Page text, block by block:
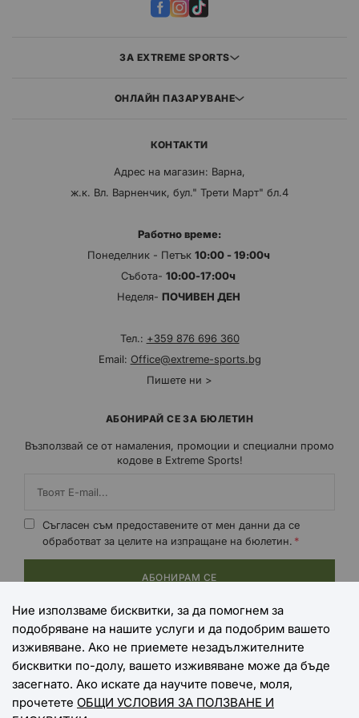
ЗА EXTREME SPORTS
ОНЛАЙН ПАЗАРУВАНЕ
КОНТАКТИ
Адрес на магазин: Варна,
ж.к. Вл. Варненчик, бул." Трети Март" бл.4
Работно време:
Понеделник - Петък 10:00 - 19:00ч
Събота- 10:00-17:00ч
Неделя- ПОЧИВЕН ДЕН
Тел.: +359 876 696 360
Email: Office@extreme-sports.bg
Пишете ни >
АБОНИРАЙ СЕ ЗА БЮЛЕТИН
Възползвай се от намаления, промоции и специални промо
кодове в Extreme Sports!
Съгласен съм предоставените от мен данни да се
обработват за целите на изпращане на бюлетин.
АБОНИРАМ СЕ
НАЧИНИ НА ПЛАЩАНЕ
НАЧИНИ НА ДОСТАВКА
Ние използваме бисквитки, за да помогнем за
подобряване на нашите услуги и да подобрим вашето
изживяване. Ако не приемете незадължителните
бисквитки по-долу, вашето изживяване може да бъде
засегнато. Ако искате да научите повече, моля,
прочетете ОБЩИ УСЛОВИЯ ЗА ПОЛЗВАНЕ И